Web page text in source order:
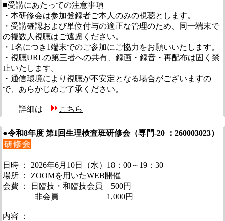
■受講にあたっての注意事項
・本研修会は参加登録者ご本人のみの視聴とします。
・受講確認および単位付与の適正な管理のため、同一端末で
の複数人視聴はご遠慮ください。
・1名につき1端末でのご参加にご協力をお願いいたします。
・視聴URLの第三者への共有、録画・録音・再配布は固く禁
止いたします。
・通信環境により視聴が不安定となる場合がございますの
で、あらかじめご了承ください。
詳細は こちら
●令和8年度 第1回生理検査班研修会（専門-20 ：260003023）
日時 ： 2026年6月10日（水）18：00～19：30
場所 ： ZOOMを用いたWEB開催
会費 ： 日臨技・和臨技会員 500円
非会員 1,000円
内容 ：